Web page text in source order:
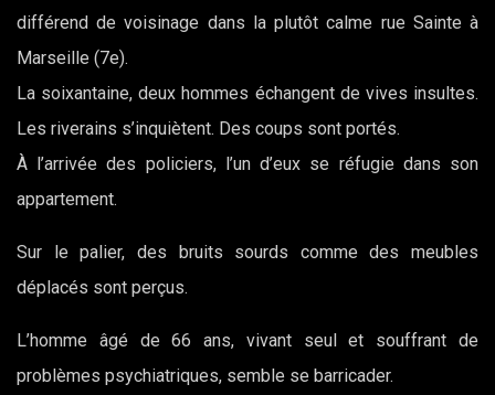
différend de voisinage dans la plutôt calme rue Sainte à
Marseille (7e).
La soixantaine, deux hommes échangent de vives insultes.
Les riverains s’inquiètent. Des coups sont portés.
À l’arrivée des policiers, l’un d’eux se réfugie dans son
appartement.
Sur le palier, des bruits sourds comme des meubles
déplacés sont perçus.
L’homme âgé de 66 ans, vivant seul et souffrant de
problèmes psychiatriques, semble se barricader.